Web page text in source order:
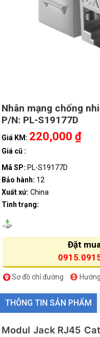
Nhân mạng chống
P/N: PL-S19177D
Giá KM: 220,000 ₫
Giá cũ :
Mã SP: PL-S19177D
Bảo hành: 12
Xuất xứ: China
Tình trạng:
Đặt
Sơ đồ chỉ đường
THÔNG TIN SẢN PHẨM
Modul Jack RJ45